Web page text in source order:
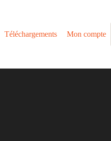
Téléchargements Mon compte